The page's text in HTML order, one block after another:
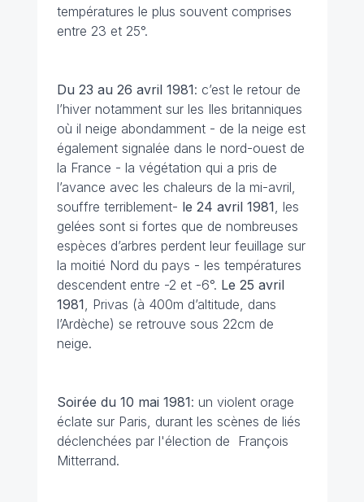
températures le plus souvent comprises
entre 23 et 25°.
Du 23 au 26 avril 1981: c’est le retour de
l’hiver notamment sur les Iles britanniques
où il neige abondamment - de la neige est
également signalée dans le nord-ouest de
la France - la végétation qui a pris de
l’avance avec les chaleurs de la mi-avril,
souffre terriblement- le 24 avril 1981, les
gelées sont si fortes que de nombreuses
espèces d’arbres perdent leur feuillage sur
la moitié Nord du pays - les températures
descendent entre -2 et -6°. Le 25 avril
1981, Privas (à 400m d’altitude, dans
l’Ardèche) se retrouve sous 22cm de
neige.
Soirée du 10 mai 1981: un violent orage
éclate sur Paris, durant les scènes de liés
déclenchées par l'élection de François
Mitterrand.